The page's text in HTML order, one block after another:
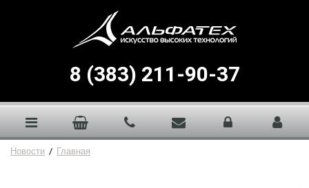
8 (383) 211-90-37
Новости / Главная